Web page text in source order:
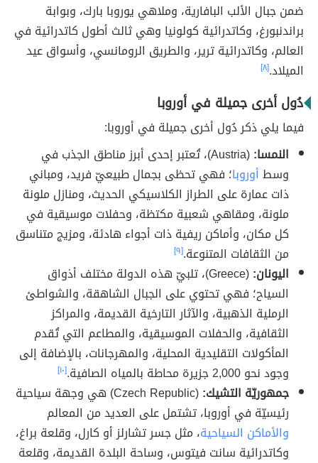
ضمن جبال الألب البافارية، وملاهي يوروبا بارك، وبوابة
براندنبورغ، وكاتدرائية كولونيا وهي ثالث أطول كاتدرائية في
العالم، وكاتدرائية ترير، والطريق الرومانسي، وأسواق عيد
الميلاد.[٨]
دُول أخرى جميلة في أوروبا
فيما يلي ذكر دُول أخرى جميلة في أوروبا:
النمسا:
(Austria)، تُعتبر إحدى أبرز مناطق الجذب في
وسطأوروبا؛ فهي تحظى بجمال طبيعيّ فريد، ومباني
ذات عمارة على الطراز الكلاسيكي الحديث، ومنازل ملونة
ملونة، ومقاهي شعبية مكتظة، وحفلات موسيقية في
كل مكان، وأماكن ريفية ذات أجواء هادئة، ومزيج متناسق
من الثقافات المتنوعة.[٩]
اليونان:
(Greece)، تلبيّ هذه الدولة مختلف أذواق
السياح؛ فهي تحتوي على الجبال الشاهقة، والشواطئ
الرملية الذهبية، والآثار التارخية القديمة، والمراكز
الثقافية، والحفلات الموسيقية، والمطاعم التي تُقدم
المأكولات التقليدية المحلية، والمهرجانات، بالإضافة إلى
وجود نحو 2,000 جزيرة محاطة بالمياه الصافية.
[١٠]
جمهوريّة التشيك:
(Czech Republic) هي وجهة سياحية
رئيسيّة في أوروبا، تشتمل على العديد من المعالم
والأماكن السياحية، مثل جسر تشارلز أو كارل، وقلعة براغ،
وكاتدرائية سانت فيتوس، وساحة البلدة القديمة، وقلعة